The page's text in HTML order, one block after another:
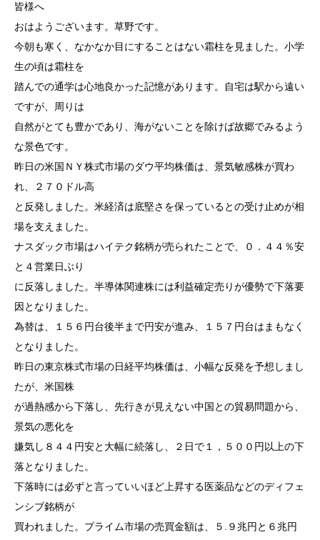
皆様へ
おはようございます。草野です。
今朝も寒く、なかなか目にすることはない霜柱を見ました。小学
生の頃は霜柱を
踏んでの通学は心地良かった記憶があります。自宅は駅から遠い
ですが、周りは
自然がとても豊かであり、海がないことを除けば故郷でみるよう
な景色です。
昨日の米国ＮＹ株式市場のダウ平均株価は、景気敏感株が買わ
れ、２７０ドル高
と反発しました。米経済は底堅さを保っているとの受け止めが相
場を支えました。
ナスダック市場はハイテク銘柄が売られたことで、０．４４％安
と４営業日ぶり
に反落しました。半導体関連株には利益確定売りが優勢で下落要
因となりました。
為替は、１５６円台後半まで円安が進み、１５７円台はまもなく
となりました。
昨日の東京株式市場の日経平均株価は、小幅な反発を予想しまし
たが、米国株
が過熱感から下落し、先行きが見えない中国との貿易問題から、
景気の悪化を
嫌気し８４４円安と大幅に続落し、２日で１，５００円以上の下
落となりました。
下落時には必ずと言っていいほど上昇する医薬品などのディフェ
ンシブ銘柄が
買われました。プライム市場の売買金額は、５.９兆円と６兆円